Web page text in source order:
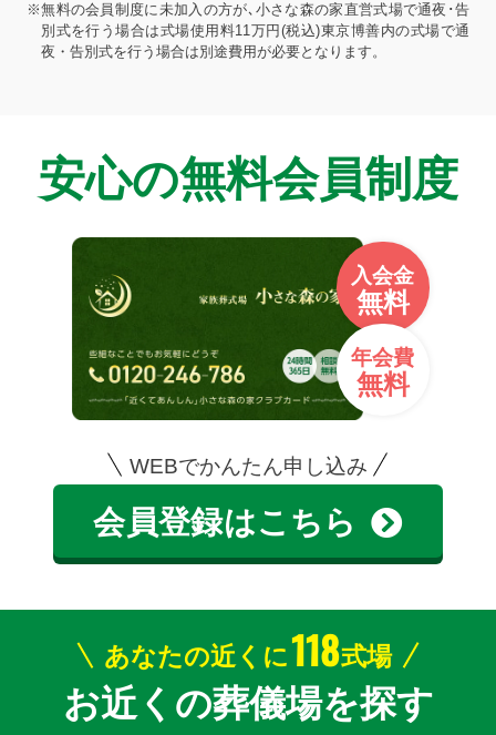
※無料の会員制度に未加入の方が､小さな森の家直営式場で通夜･告
別式を行う場合は式場使用料11万円(税込)東京博善内の式場で通
夜・告別式を行う場合は別途費用が必要となります。
安心の無料会員制度
入会金
無料
年会費
無料
WEBでかんたん申し込み
会員登録はこちら
あなたの近くに118式場
お近くの葬儀場を探す